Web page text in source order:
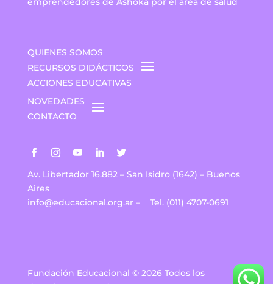
QUIENES SOMOS
RECURSOS DIDÁCTICOS
ACCIONES EDUCATIVAS
NOVEDADES
CONTACTO
Av. Libertador 16.882 – San Isidro (1642) – Buenos
Aires
info@educacional.org.ar– Tel. (011) 4707-0691
Fundación Educacional © 2026 Todos los